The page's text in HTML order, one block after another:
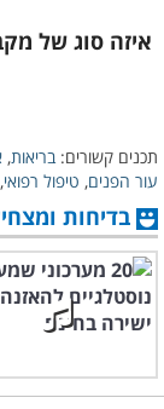
איזה סוג של
תכנים קשורים: בריאות,
עור הפנים, טיפול רפואי,
בדיחות